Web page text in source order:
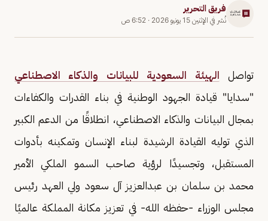
فريق التحرير
نُشر في الإثنين 15 يونيو 2026 · 6:52 ص
تواصل الهيئة السعودية للبيانات والذكاء الاصطناعي
"سدايا" قيادة الجهود الوطنية في بناء القدرات والكفاءات
بمجال البيانات والذكاء الاصطناعي، انطلاقًا من الدعم الكبير
الذي توليه القيادة الرشيدة لبناء الإنسان وتمكينه بأدوات
المستقبل، وتجسيدًا لرؤية صاحب السمو الملكي الأمير
محمد بن سلمان بن عبدالعزيز آل سعود ولي العهد رئيس
مجلس الوزراء -حفظه الله- في تعزيز مكانة المملكة عالميًا